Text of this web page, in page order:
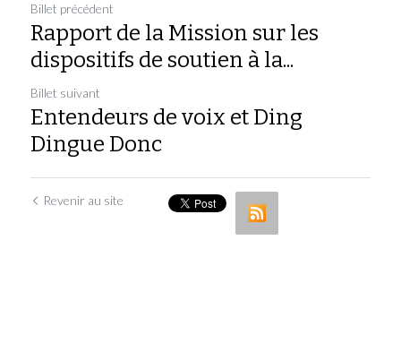
Billet précédent
Rapport de la Mission sur les
dispositifs de soutien à la...
Billet suivant
Entendeurs de voix et Ding
Dingue Donc
Revenir au site